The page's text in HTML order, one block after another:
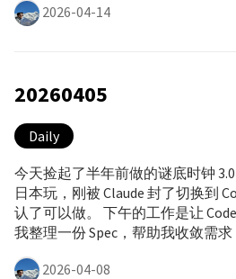
2026-04-14
20260405
Daily
今天捡起了半年前做的谜底时钟
日本玩，刚被 Claude 封了切换到
认了可以做。 下午的工作是让
我整理一份 Spec，帮助我收敛需求
2026-04-08